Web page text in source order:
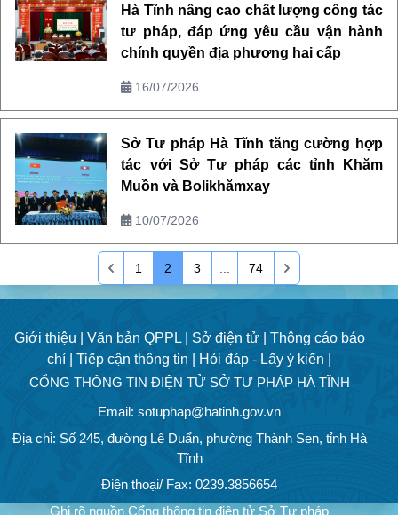
Hà Tĩnh nâng cao chất lượng công tác
tư pháp, đáp ứng yêu cầu vận hành
chính quyền địa phương hai cấp
16/07/2026
Sở Tư pháp Hà Tĩnh tăng cường hợp
tác với Sở Tư pháp các tỉnh Khăm
Muồn và Bolikhămxay
10/07/2026
1 2 3 74
Giới thiệu | Văn bản QPPL | Sở điện tử |
Thông cáo báo
chí |
Tiếp cận thông tin |
Hỏi đáp - Lấy ý kiến |
CỔNG THÔNG TIN ĐIỆN TỬ SỞ TƯ PHÁP HÀ TĨNH
Email: sotuphap@hatinh.gov.vn
Địa chỉ: Số 245, đường Lê Duẩn, phường Thành Sen, tỉnh Hà
Tĩnh
Điện thoại/ Fax: 0239.3856654
Ghi rõ nguồn Cổng thông tin điện tử Sở Tư pháp